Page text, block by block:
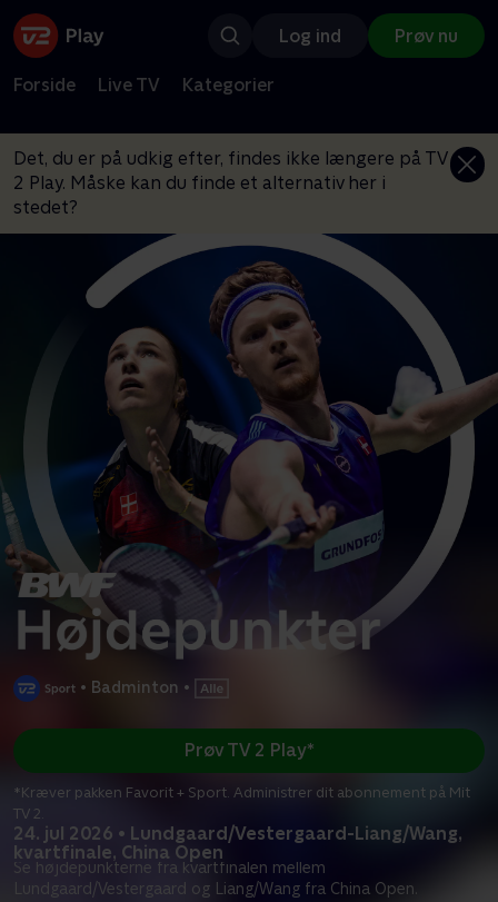
Log ind Prøv nu
Forside Live TV Kategorier
Det, du er på udkig efter, findes ikke længere på TV
2 Play. Måske kan du finde et alternativ her i
stedet?
• Badminton •
24. jul 2026 • Lundgaard/Vestergaard-Liang/Wang,
kvartfinale, China Open
Se højdepunkterne fra kvartfinalen mellem
Lundgaard/Vestergaard og Liang/Wang fra China Open.
Prøv TV 2 Play*
*Kræver pakken Favorit + Sport. Administrer dit abonnement på Mit
TV 2.